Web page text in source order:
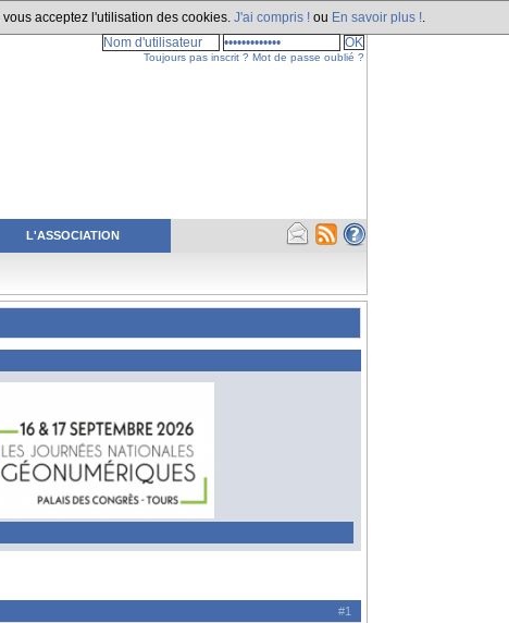
acceptez l'utilisation des cookies. J'ai compris ! ou En savoir plus !
L'ASSOCIATION
Toujours pas inscrit ? Mot de passe oublié ?
#1